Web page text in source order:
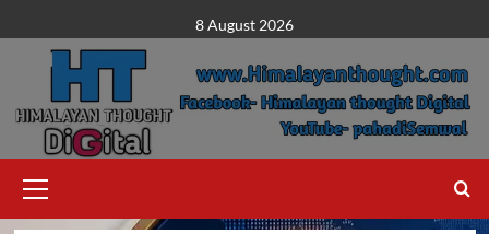
to
content
8 August 2026
Menu